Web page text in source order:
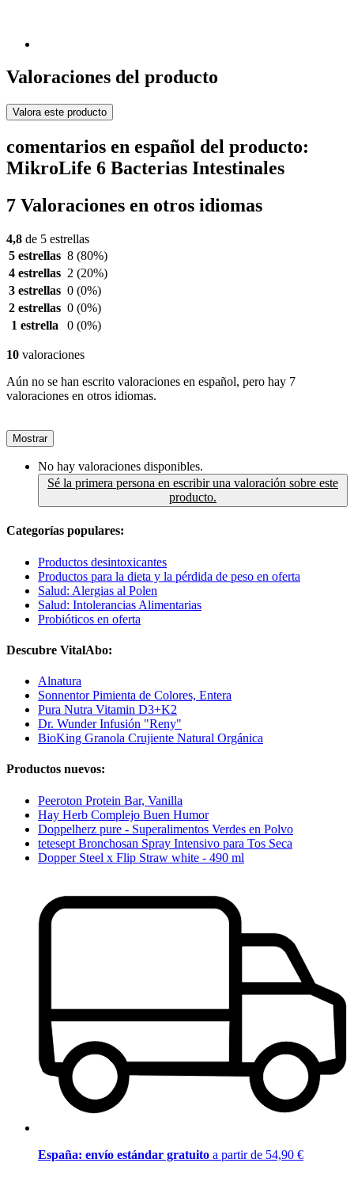
Valoraciones del producto
Valora este producto
comentarios en español del producto:
MikroLife 6 Bacterias Intestinales
7 Valoraciones en otros idiomas
4,8 de 5 estrellas
5 estrellas 8 (80%)
4 estrellas 2 (20%)
3 estrellas 0 (0%)
2 estrellas 0 (0%)
1 estrella
0 (0%)
10 valoraciones
Aún no se han escrito valoraciones en español, pero hay 7
valoraciones en otros idiomas.
Mostrar
No hay valoraciones disponibles.
Sé la primera persona en escribir una valoración sobre este
producto.
Categorías populares:
Productos desintoxicantes
Productos para la dieta y la pérdida de peso en oferta
Salud: Alergias al Polen
Salud: Intolerancias Alimentarias
Probióticos en oferta
Descubre VitalAbo:
Alnatura
Sonnentor Pimienta de Colores, Entera
Pura Nutra Vitamin D3+K2
Dr. Wunder Infusión "Reny"
BioKing Granola Crujiente Natural Orgánica
Productos nuevos:
Peeroton Protein Bar, Vanilla
Hay Herb Complejo Buen Humor
Doppelherz pure - Superalimentos Verdes en Polvo
tetesept Bronchosan Spray Intensivo para Tos Seca
Dopper Steel x Flip Straw white - 490 ml
España: envío estándar gratuito a partir de 54,90 €